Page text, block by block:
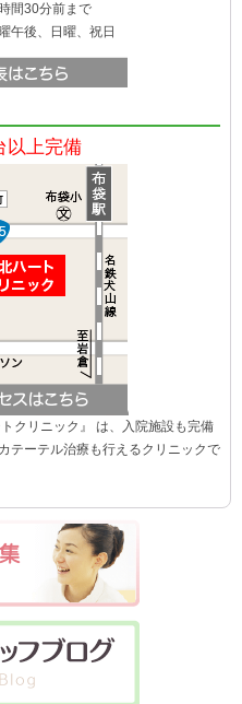
間30分前まで
午後、日曜、祝日
以上完備
クリニック』 は、入院施設も完備
テーテル治療も行えるクリニックで